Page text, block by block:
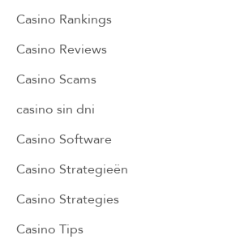
Casino Rankings
Casino Reviews
Casino Scams
casino sin dni
Casino Software
Casino Strategieën
Casino Strategies
Casino Tips